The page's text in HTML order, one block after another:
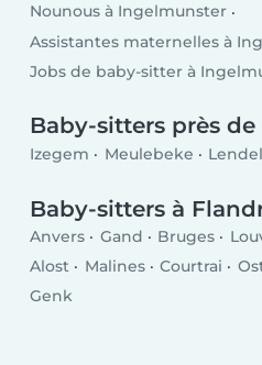
Nounous à Ingelmunster
Assistantes maternelles à
Jobs de baby-sitter à
Baby-sitters près
Izegem Meulebeke
Baby-sitters à
Anvers Gand Bruges
Alost
Malines Courtrai
Genk